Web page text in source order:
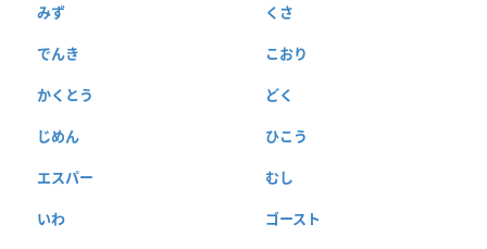
みず くさ
でんき こおり
かくとう どく
じめん ひこう
エスパー むし
いわ ゴースト